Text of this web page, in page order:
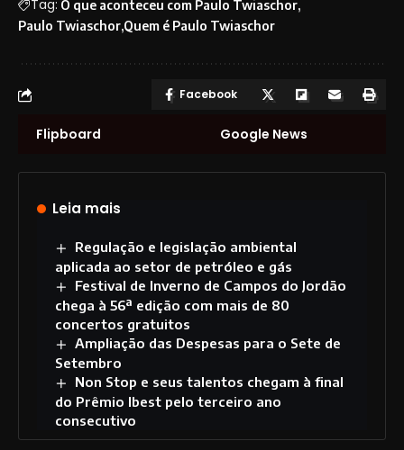
Tag: O que aconteceu com Paulo Twiaschor
Paulo Twiaschor Quem é Paulo Twiaschor
Facebook
Flipboard Google News
Leia mais
Regulação e legislação ambiental
aplicada ao setor de petróleo e gás
Festival de Inverno de Campos do Jordão
chega à 56ª edição com mais de 80
concertos gratuitos
Ampliação das Despesas para o Sete de
Setembro
Non Stop e seus talentos chegam à final
do Prêmio Ibest pelo terceiro ano
consecutivo